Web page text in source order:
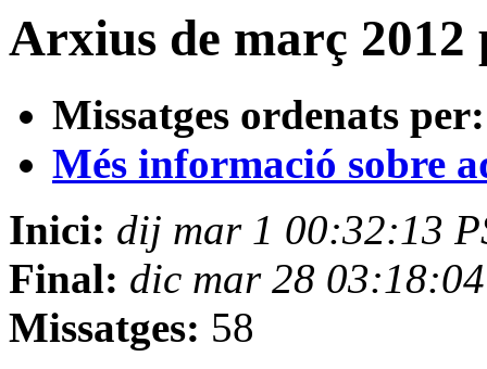
Arxius de març 2012
Missatges ordenats per:
Més informació sobre
Inici: dij mar 1 00:32:13
Final: dic mar 28
Missatges: 58